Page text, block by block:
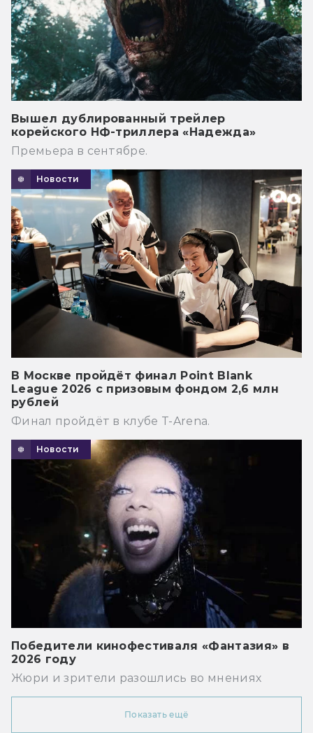
Вышел дублированный трейлер
корейского НФ-триллера «Надежда»
Премьера в сентябре.
Новости
В Москве пройдёт финал Point Blank
League 2026 с призовым фондом 2,6 млн
рублей
Финал пройдёт в клубе T-Arena.
Новости
Победители кинофестиваля «Фантазия» в
2026 году
Жюри и зрители разошлись во мнениях
Показать ещё